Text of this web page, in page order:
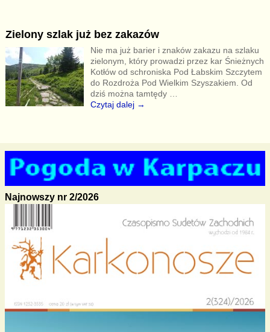
Zielony szlak już bez zakazów
Nie ma już barier i znaków zakazu na szlaku
zielonym, który prowadzi przez kar Śnieżnych
Kotłów od schroniska Pod Łabskim Szczytem
do Rozdroża Pod Wielkim Szyszakiem. Od
dziś można tamtędy
Czytaj dalej →
Najnowszy nr 2/2026